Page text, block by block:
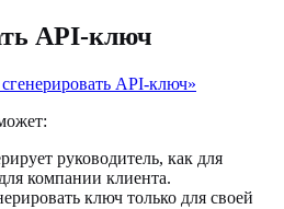
API-ключ
API-ключ»
руководитель, как для
компании клиента.
ключ только для своей